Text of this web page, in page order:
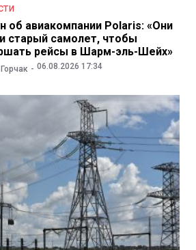
об авиакомпании Polaris: «Они
старый самолет, чтобы
рейсы в Шарм-эль-Шейх»
06.08.2026 17:34